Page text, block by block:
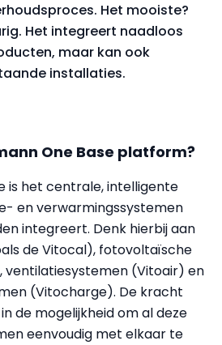
Het mooiste?
Het integreert naadloos
maar kan ook
installaties.
One Base platform?
is het centrale, intelligente
en verwarmingssystemen
integreert. Denk hierbij aan
de Vitocal), fotovoltaïsche
(Vitoair) en
(Vitocharge). De kracht
de mogelijkheid om al deze
eenvoudig met elkaar te